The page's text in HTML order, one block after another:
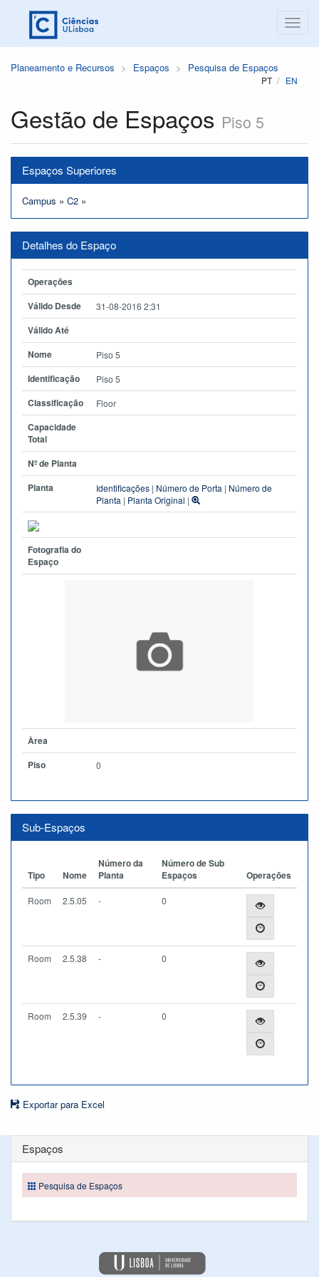
Planeamento e Recursos Espaços Pesquisa de Espaços
PT EN
Gestão de Espaços Piso 5
Espaços Superiores
Campus » C2 »
Detalhes do Espaço
Operações
Válido Desde
31-08-2016 2:31
Válido Até
Nome
Piso 5
Identificação Piso 5
Classificação Floor
Capacidade
Total
Nº de Planta
Planta
Identificações | Número de Porta | Número de
Planta | Planta Original |
Fotografia do
Espaço
Àrea
Piso
0
Sub-Espaços
Tipo Nome
Número da
Planta
Número de Sub
Espaços
Operações
Room 2.5.05 - 0
Room 2.5.38 - 0
Room 2.5.39 - 0
Exportar para Excel
Espaços
Pesquisa de Espaços